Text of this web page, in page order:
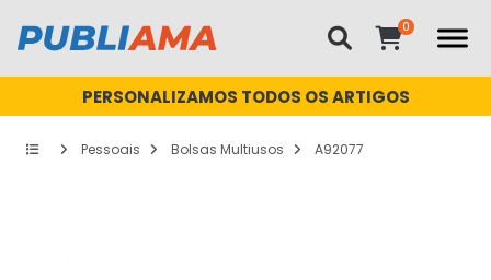
PERSONALIZAMOS TODOS OS ARTIGOS
Pessoais Bolsas Multiusos A92077